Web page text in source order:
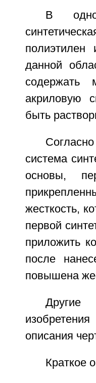
В
данной
содержать
акриловую
быть
система
основы,
жесткость,
первой
приложить
после
повышена
Другие
описания
Краткое